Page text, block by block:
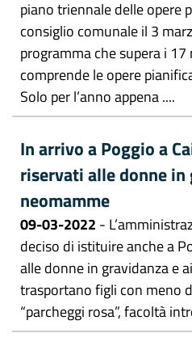
piano triennale delle opere
consiglio comunale il 3
programma che supera i
comprende le opere
Solo per l’anno appena ....
In arrivo a Poggio a
riservati alle donne in
neomamme
09-03-2022 -
deciso di istituire anche a
alle donne in gravidanza e
trasportano figli con meno
“parcheggi rosa”, facoltà